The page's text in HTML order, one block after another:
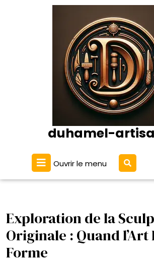
duhamel-
Ouvrir le menu Ouvrir
le
menu
Exploration de la
Originale : Quand
Forme